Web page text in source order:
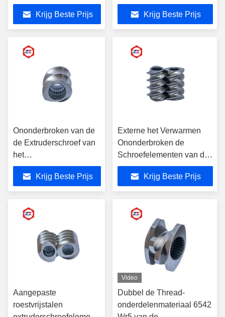
Extruderverwerking van
de HUISDIEREN
Tweelingschroef
Krijg Beste Prijs Krijg Beste Prijs
Ononderbroken van de
de Extruderschroef van
het
VerrichtingsKoolstofstaal
Elementen
Gemeenschappelijk
Krijg Beste Prijs
Externe het Verwarmen
Ononderbroken de
Schroefelementen van de
Verrichtingsextruder met
ISO-Certificaat
Krijg Beste Prijs
Aangepaste
roestvrijstalen
Video
Dubbel de Thread-
onderdelenmateriaal 6542